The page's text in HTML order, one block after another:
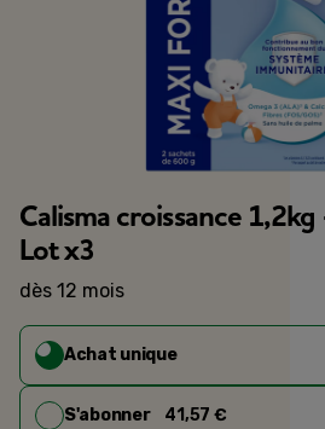
Calisma croissance
Lot x3
dès 12 mois
Achat unique
S'abonner 41,57 €